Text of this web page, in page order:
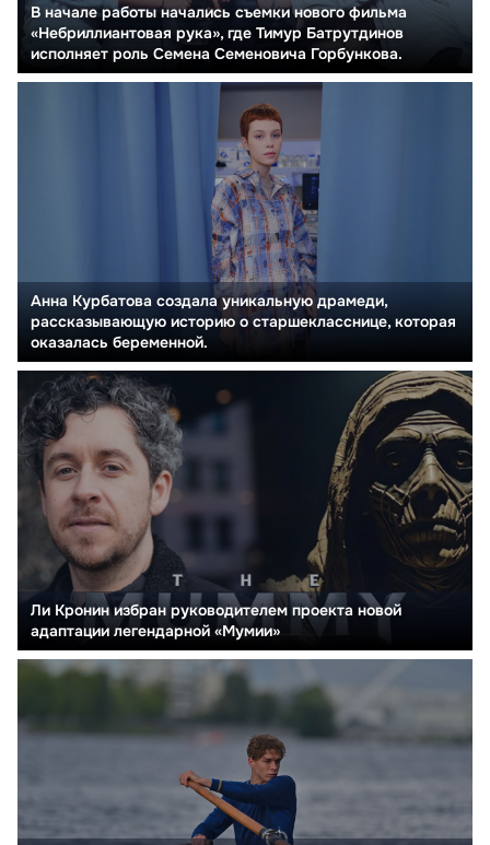
В начале работы начались съемки нового фильма
«Небриллиантовая рука», где Тимур Батрутдинов
исполняет роль Семена Семеновича Горбункова.
Анна Курбатова создала уникальную драмеди,
рассказывающую историю о старшекласснице, которая
оказалась беременной.
Ли Кронин избран руководителем проекта новой
адаптации легендарной «Мумии»